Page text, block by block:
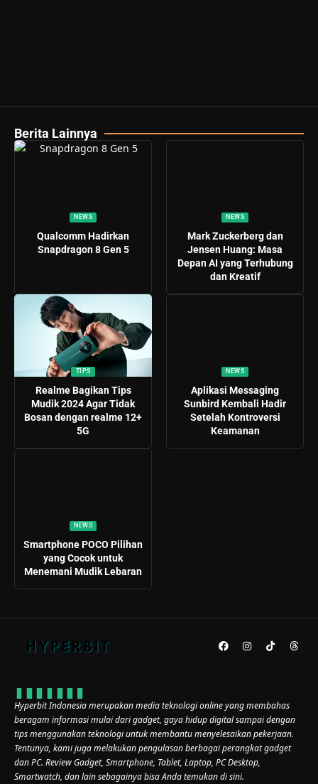
Berita Lainnya
NEWS
Qualcomm Hadirkan
Snapdragon 8 Gen 5
NEWS
Mark Zuckerberg dan
Jensen Huang: Masa
Depan AI yang Terhubung
dan Kreatif
TIPS
Realme Bagikan Tips
Mudik 2024 Agar Tidak
Bosan dengan realme 12+
5G
NEWS
Aplikasi Messaging
Sunbird Kembali Hadir
Setelah Kontroversi
Keamanan
NEWS
Smartphone POCO Pilihan
yang Cocok untuk
Menemani Mudik Lebaran
Hyperbit Indonesia merupakan media teknologi online yang membahas
beragam informasi mulai dari gadget, gaya hidup digital sampai dengan
tips menggunakan teknologi untuk membantu menyelesaikan pekerjaan.
Tentunya, kami juga melakukan pengulasan berbagai perangkat gadget
dan PC. Review Gadget, Smartphone, Tablet, Laptop, PC Desktop,
Smartwatch, dan lain sebagainya bisa Anda temukan di sini.